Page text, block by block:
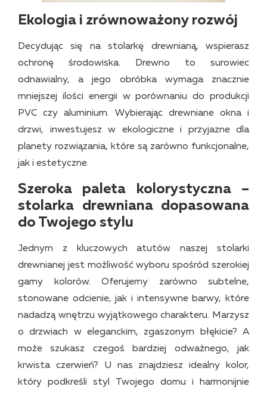
Ekologia i zrównoważony rozwój
Decydując się na stolarkę drewnianą, wspierasz
ochronę środowiska. Drewno to surowiec
odnawialny, a jego obróbka wymaga znacznie
mniejszej ilości energii w porównaniu do produkcji
PVC czy aluminium. Wybierając drewniane okna i
drzwi, inwestujesz w ekologiczne i przyjazne dla
planety rozwiązania, które są zarówno funkcjonalne,
jak i estetyczne.
Szeroka paleta kolorystyczna –
stolarka drewniana dopasowana
do Twojego stylu
Jednym z kluczowych atutów naszej stolarki
drewnianej jest możliwość wyboru spośród szerokiej
gamy kolorów. Oferujemy zarówno subtelne,
stonowane odcienie, jak i intensywne barwy, które
nadadzą wnętrzu wyjątkowego charakteru. Marzysz
o drzwiach w eleganckim, zgaszonym błękicie? A
może szukasz czegoś bardziej odważnego, jak
krwista czerwień? U nas znajdziesz idealny kolor,
który podkreśli styl Twojego domu i harmonijnie